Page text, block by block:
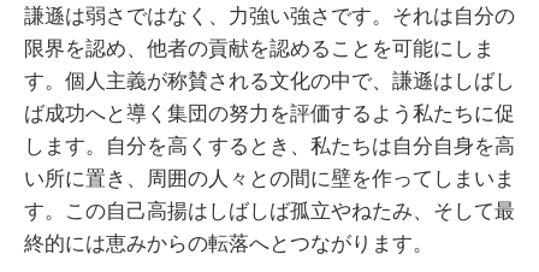
謙遜は弱さではなく、力強い強さです。それは自分の
限界を認め、他者の貢献を認めることを可能にしま
す。個人主義が称賛される文化の中で、謙遜はしばし
ば成功へと導く集団の努力を評価するよう私たちに促
します。自分を高くするとき、私たちは自分自身を高
い所に置き、周囲の人々との間に壁を作ってしまいま
す。この自己高揚はしばしば孤立やねたみ、そして最
終的には恵みからの転落へとつながります。